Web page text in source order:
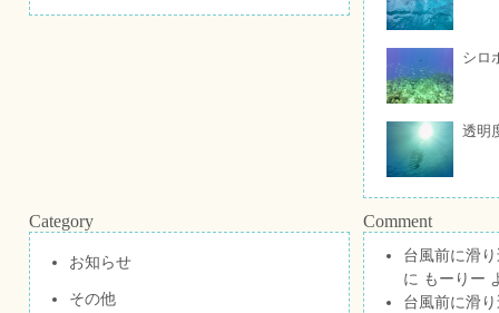
シロ
透明
Category
お知らせ
その他
Comment
台風前に滑
に もーりー
台風前に滑